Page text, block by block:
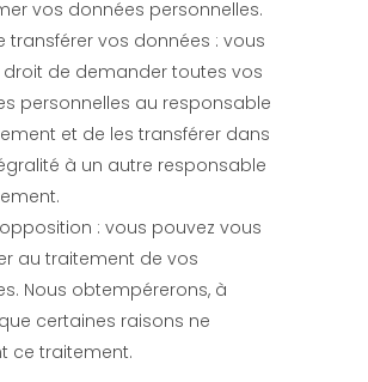
vos données personnelles.
transférer vos données : vous
droit de demander toutes vos
personnelles au responsable
et de les transférer dans
à un autre responsable
: vous pouvez vous
au traitement de vos
Nous obtempérerons, à
certaines raisons ne
ce traitement.